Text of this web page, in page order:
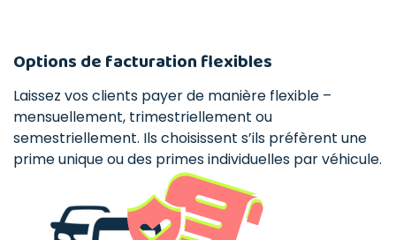
Options de facturation flexibles
Laissez vos clients payer de manière flexible –
mensuellement, trimestriellement ou
semestriellement. Ils choisissent s’ils préfèrent une
prime unique ou des primes individuelles par véhicule.